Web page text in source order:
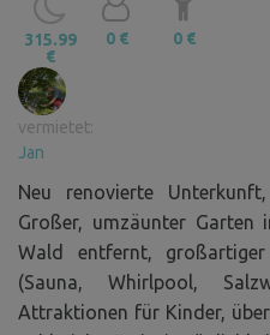
315.99
€
0 € 0 €
vermietet:
Jan
Neu renovierte
Großer, umzäunter
Wald entfernt, großartiger
(Sauna, Whirlpool,
Attraktionen für Kinder,